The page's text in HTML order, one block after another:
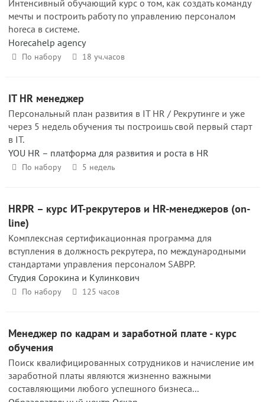
Интенсивный обучающий курс о том, как создать команду
мечты и построить работу по управлению персоналом
horeca в системе.
Horecahelp agency
По набору 18 уч.часов
IT HR менеджер
Персональный план развития в IT HR / Рекрутинге и уже
через 5 недель обучения ты построишь свой первый старт
в IT.
YOU HR – платформа для развития и роста в HR
По набору 5 недель
HRPR – курс ИТ-рекрутеров и HR-менеджеров (on-
line)
Комплексная сертификационная программа для
вступления в должность рекрутера, по международными
стандартами управления персоналом SABPP.
Студия Сорокина и Кулинкович
По набору 125 часов
Менеджер по кадрам и заработной плате - курс
обучения
Поиск квалифицированных сотрудников и начисление им
заработной платы являются жизненно важными
составляющими любого успешного бизнеса...